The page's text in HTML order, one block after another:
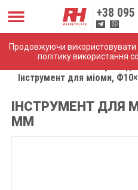
Продовжуючи
політику використання
+38
Інструмент для міоми,
ІНСТРУМЕНТ ДЛЯ
ММ